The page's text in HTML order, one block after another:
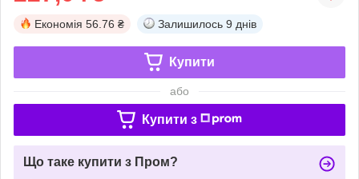
Економія 56.76 ₴ Залишилось 9 днів
Купити
або
Купити з
Що таке купити з Пром?